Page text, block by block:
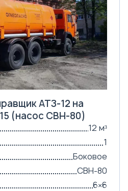
АТЗ-12 на
(насос СВН-80)
12 м³
1
Боковое
СВН-80
6×6